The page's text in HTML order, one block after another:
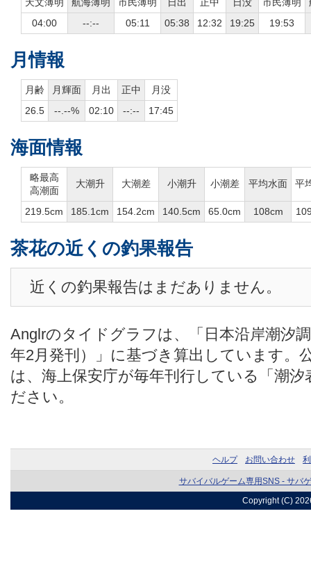
04:00
--:-- 05:11 05:38 12:32 19:25 19:53
月情報
月齢 月輝面 月出 正中
月没
26.5
--.--% 02:10 --:-- 17:45
海面情報
略最高
高潮面
大潮升 大潮差 小潮升 小潮差 平均水面 平
219.5cm 185.1cm 154.2cm 140.5cm 65.0cm 108cm
茶花の近くの釣果報告
近くの釣果報告はまだありません。
Anglrのタイドグラフは、「日本沿岸潮汐
年2月発刊）」に基づき算出しています。
は、海上保安庁が毎年刊行している「潮
ださい。
ヘルプ お問い合わせ
サバイバルゲーム専用SNS - サバ
Copyright (C)